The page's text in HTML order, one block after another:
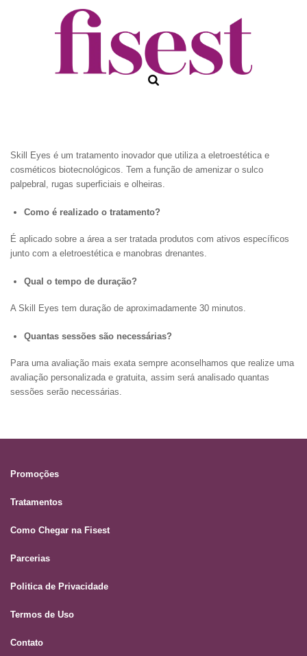
Skill Eyes é um tratamento inovador que utiliza a eletroestética e
cosméticos biotecnológicos. Tem a função de amenizar o sulco
palpebral, rugas superficiais e olheiras.
Como é realizado o tratamento?
É aplicado sobre a área a ser tratada produtos com ativos específicos
junto com a eletroestética e manobras drenantes.
Qual o tempo de duração?
A Skill Eyes tem duração de aproximadamente 30 minutos.
Quantas sessões são necessárias?
Para uma avaliação mais exata sempre aconselhamos que realize uma
avaliação personalizada e gratuita, assim será analisado quantas
sessões serão necessárias.
Promoções
Tratamentos
Como Chegar na Fisest
Parcerias
Politica de Privacidade
Termos de Uso
Contato